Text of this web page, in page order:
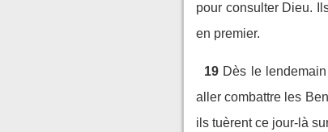
pour consulter Dieu.
en premier.
19 Dès le
aller combattre les
ils tuèrent ce jour-là